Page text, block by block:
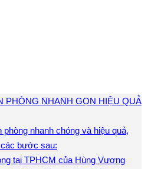
PHÒNG NHANH GỌN HIỆU QUẢ
nhanh chóng và hiệu quả,
bước sau:
tại TPHCM của Hùng Vương